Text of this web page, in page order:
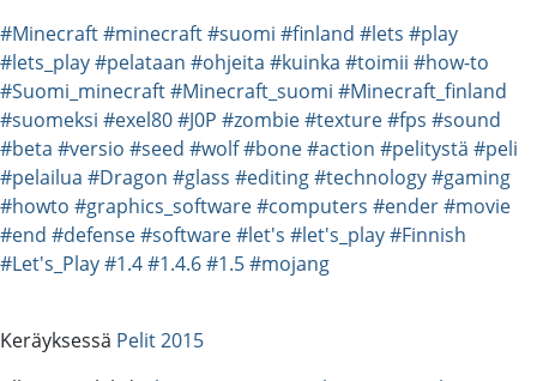
#Minecraft#minecraft#suomi #finland #lets #play
#lets_play#pelataan #ohjeita #kuinka #toimii #how-to
#Suomi_minecraft#Minecraft_suomi #Minecraft_finland
#suomeksi #exel80#J0P #zombie#texture#fps #sound
#beta #versio #seed #wolf#bone#action #pelitystä #peli
#pelailua #Dragon #glass #editing#technology#gaming
#howto #graphics_software#computers #ender#movie
#end #defense#software#let's #let's_play#Finnish
#Let's_Play#1.4#1.4.6#1.5#mojang
Keräyksessä Pelit 2015